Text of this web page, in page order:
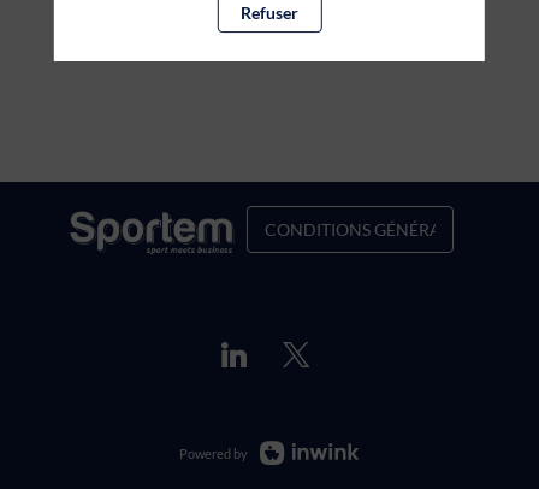
CONDITIONS GÉNÉRALES DE
Powered by
Refuser